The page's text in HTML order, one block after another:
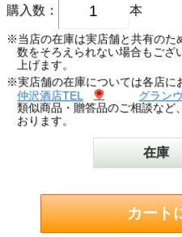
購入数： 本
※当店の在庫は実店舗と共有のた
数をそろえられない場合もござ
上げます。
※実店舗の在庫については各店に
仲沢酒店TEL
グラン
類似商品・贈答品のご相談など
おります。
在庫